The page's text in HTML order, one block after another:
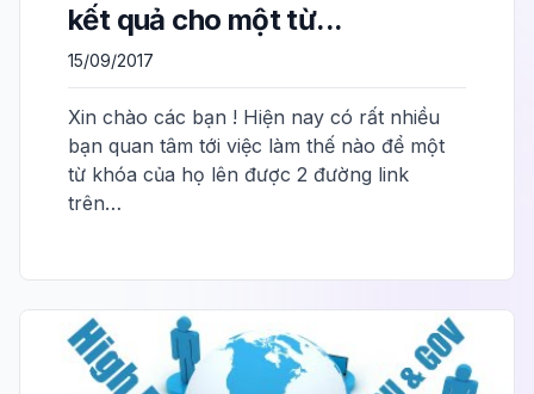
kết quả cho một từ...
15/09/2017
Xin chào các bạn ! Hiện nay có rất nhiều
bạn quan tâm tới việc làm thế nào để một
từ khóa của họ lên được 2 đường link
trên…